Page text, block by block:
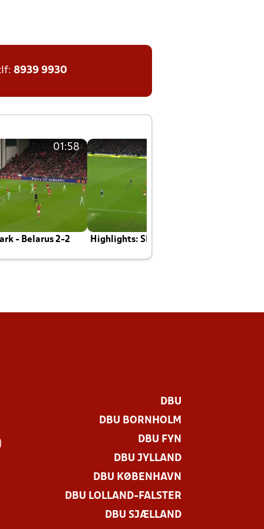
8939 9930
01:58
- Belarus 2-2 Highlights: Skotland - Danmark 4-2
DBU
DBU BORNHOLM
DBU FYN
DBU JYLLAND
DBU KØBENHAVN
DBU LOLLAND-FALSTER
DBU SJÆLLAND